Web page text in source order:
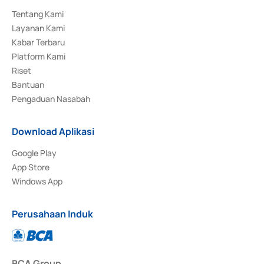
Tentang Kami
Layanan Kami
Kabar Terbaru
Platform Kami
Riset
Bantuan
Pengaduan Nasabah
Download Aplikasi
Google Play
App Store
Windows App
Perusahaan Induk